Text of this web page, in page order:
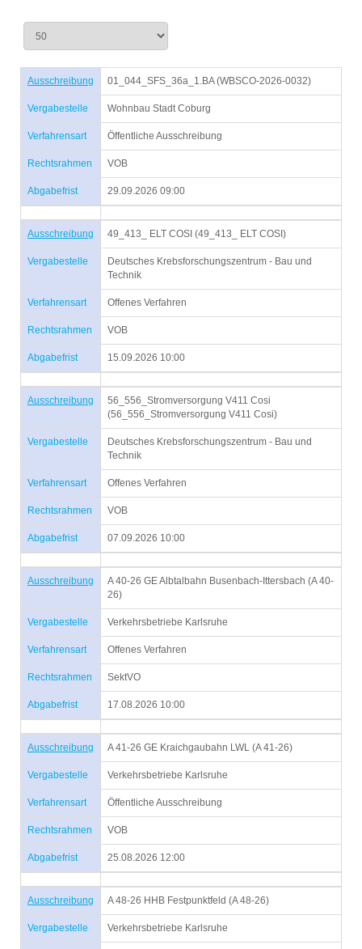
Ausschreibung 01_044_SFS_36a_1.BA (WBSCO-2026-0032)
Vergabestelle Wohnbau Stadt Coburg
Verfahrensart Öffentliche Ausschreibung
Rechtsrahmen VOB
Abgabefrist 29.09.2026 09:00
Ausschreibung 49_413_ ELT COSI (49_413_ ELT COSI)
Vergabestelle
Deutsches Krebsforschungszentrum - Bau und
Technik
Verfahrensart Offenes Verfahren
Rechtsrahmen VOB
Abgabefrist 15.09.2026 10:00
Ausschreibung
56_556_Stromversorgung V411 Cosi
(56_556_Stromversorgung V411 Cosi)
Vergabestelle
Deutsches Krebsforschungszentrum - Bau und
Technik
Verfahrensart Offenes Verfahren
Rechtsrahmen VOB
Abgabefrist 07.09.2026 10:00
Ausschreibung
A 40-26 GE Albtalbahn Busenbach-Ittersbach (A 40-
26)
Vergabestelle Verkehrsbetriebe Karlsruhe
Verfahrensart Offenes Verfahren
Rechtsrahmen SektVO
Abgabefrist 17.08.2026 10:00
Ausschreibung A 41-26 GE Kraichgaubahn LWL (A 41-26)
Vergabestelle Verkehrsbetriebe Karlsruhe
Verfahrensart Öffentliche Ausschreibung
Rechtsrahmen VOB
Abgabefrist 25.08.2026 12:00
Ausschreibung A 48-26 HHB Festpunktfeld (A 48-26)
Vergabestelle Verkehrsbetriebe Karlsruhe